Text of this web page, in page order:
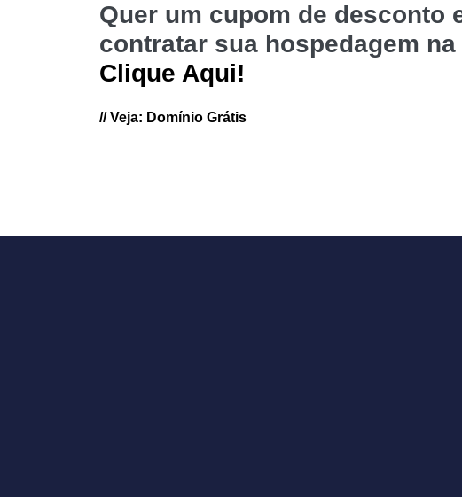
Quer um cupom de desconto
contratar sua hospedagem
Clique Aqui!
// Veja: Domínio Grátis